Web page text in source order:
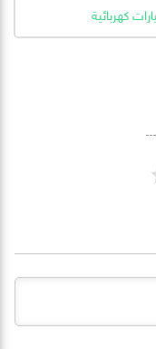
كهربائية